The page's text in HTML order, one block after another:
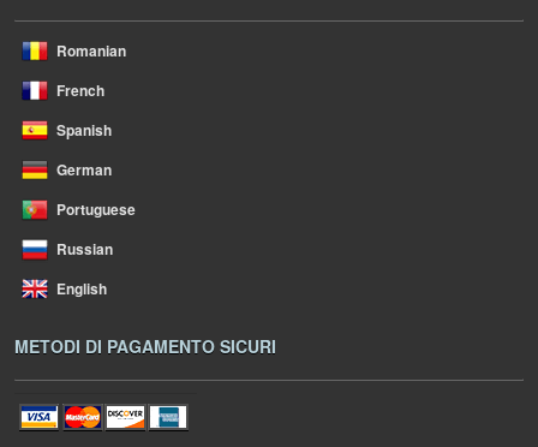
Romanian
French
Spanish
German
Portuguese
Russian
English
METODI DI PAGAMENTO SICURI